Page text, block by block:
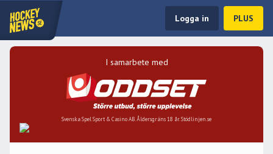
Logga in PLUS
I samarbete med
Svenska Spel Sport & Casino AB. Åldersgräns 18 år. Stödlinjen.se